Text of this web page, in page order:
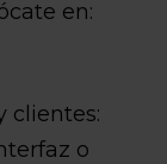
en:
clientes:
o